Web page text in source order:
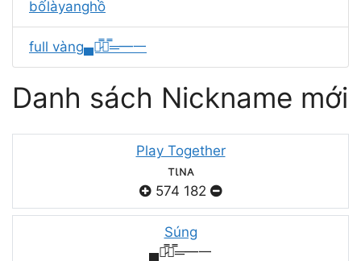
bốlàyanghồ
full vàng▄︻̷̿┻̿═━一
Danh sách Nickname mới
Play Together
тιɴᴀ
574 182
Súng
▄︻̷̿┻̿═━一